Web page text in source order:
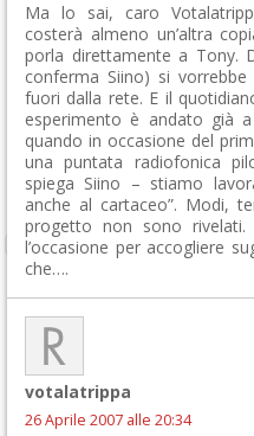
Ma lo sai, caro
costerà almeno un’altra
porla direttamente a Tony.
conferma Siino) si
fuori dalla rete. E il
esperimento è andato già
quando in occasione del
una puntata radiofonica
spiega Siino – stiamo
anche al cartaceo”. Modi,
progetto non sono
l’occasione per accogliere
che….
votalatrippa
26 Aprile 2007 alle 20:34